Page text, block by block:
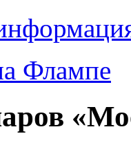
Флампе